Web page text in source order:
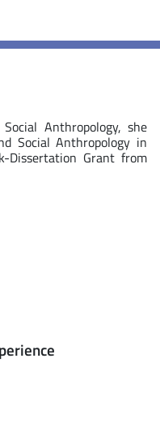
Anthropology, she
Social Anthropology in
Dissertation Grant from